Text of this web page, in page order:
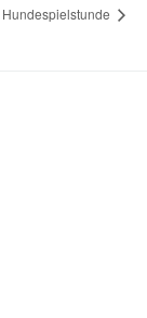
Hundespielstunde